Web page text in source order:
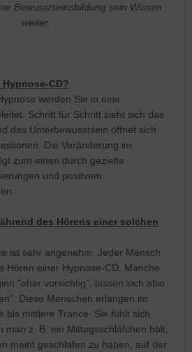
Bewusstseinsbildung sein Wissen
weiter.
CD?
werden Sie in eine
Schritt für Schritt zieht sich das
das Unterbewusstsein öffnet sich
Die Veränderung im
zum einen durch gezielte
und positvem
des Hörens einer solchen
ist sehr angenehm. Jeder Mensch
Hören einer Hypnose-CD. Manche
"eher vorsichtig", lassen sich also
Diese Menschen erlangen im
bis mittlere Trance. Sie fühlt sich
man z. B. ein Mittagsschläfchen hält,
meint geschlafen zu haben, auf der